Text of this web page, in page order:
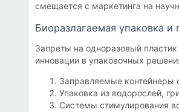
смещается с маркетинга на
Биоразлагаемая упаковка
Запреты на одноразовый
инновации в упаковочных
Заправляемые контейнеры
Упаковка из водорослей,
Системы стимулирования